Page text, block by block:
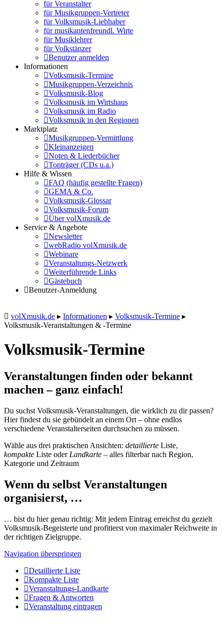
für Veranstalter
für Musikgruppen-Vertreter
für Volksmusik-Liebhaber
für musikantenfreundl. Wirte
für Musiklehrer
für Volkstänzer
Benutzer anmelden
Informationen
Volksmusik-Termine
Musikgruppen-Verzeichnis
Volksmusik-Blog
Volksmusik im Wirtshaus
Volksmusik im Radio
Volksmusik in den Regionen
Marktplatz
Musikgruppen-Vermittlung
Kleinanzeigen
Noten & Liederbücher
Tonträger (CDs u.a.)
Hilfe & Wissen
FAQ (häufig gestellte Fragen)
GEMA & Co.
Volksmusik-Glossar
Volksmusik-Forum
Über volXmusik.de
Service & Angebote
Newsletter
webRadio volXmusik.de
Webinare
Veranstaltungs-Netzwerk
Weiterführende Links
Gästebuch
Benutzer-Anmeldung
volXmusik.de ▸ Informationen ▸ Volksmusik-Termine ▸
Volksmusik-Veranstaltungen & -Termine
Volksmusik-Termine
Veranstaltungen finden oder bekannt
machen – ganz einfach!
Du suchst Volksmusik-Veranstaltungen, die wirklich zu dir passen?
Hier findest du sie gebündelt an einem Ort – ohne endlos
verschiedene Veranstalterseiten durchsuchen zu müssen.
Wähle aus drei praktischen Ansichten: detaillierte Liste,
kompakte Liste oder Landkarte – alles filterbar nach Region,
Kategorie und Zeitraum
Wenn du selbst Veranstaltungen
organisierst, …
… bist du hier genau richtig: Mit jedem Eintrag erreichst du gezielt
Volksmusik-Begeisterte und profitierst von maximaler Reichweite in
der richtigen Zielgruppe.
Navigation überspringen
Detaillierte Liste
Kompakte Liste
Veranstaltungs-Landkarte
Fragen & Antworten
Veranstaltung eintragen